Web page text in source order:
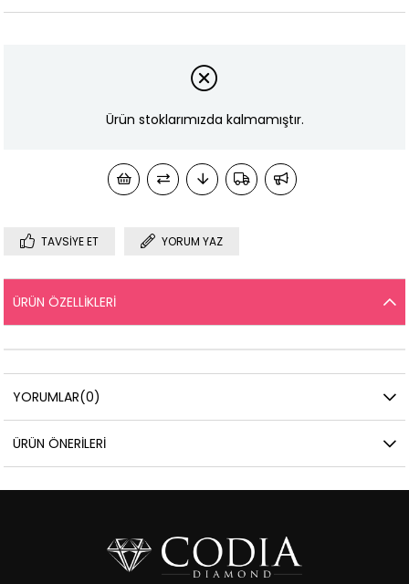
Ürün stoklarımızda kalmamıştır.
TAVSIYE ET YORUM YAZ
ÜRÜN ÖZELLIKLERI
YORUMLAR(0)
ÜRÜN ÖNERILERI